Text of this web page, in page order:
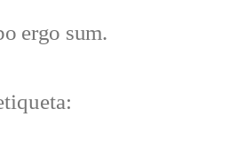
ergo sum.